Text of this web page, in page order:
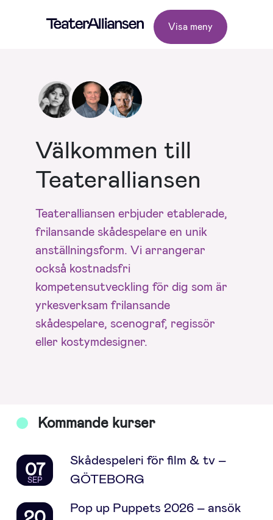
Visa meny
Kommande kurser
07
SEP
Skådespeleri för film & tv –
GÖTEBORG
Pop up Puppets 2026 – ansök
Välkommen till
Teateralliansen
Teateralliansen erbjuder etablerade,
frilansande skådespelare en unik
anställningsform. Vi arrangerar
också kostnadsfri
kompetensutveckling för dig som är
yrkesverksam frilansande
skådespelare, scenograf, regissör
eller kostymdesigner.